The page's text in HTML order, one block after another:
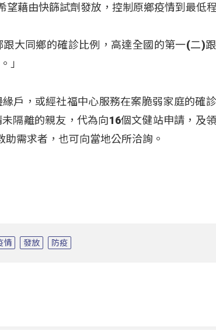
望藉由快篩試劑發放，控制原鄉疫情到最低
大同鄉的確診比例，高達全國的第一(二)
」
戶，或經社福中心服務在案脆弱家庭的確
隔離的親友，代為向16個文健站申請，及
需求者，也可向當地公所洽詢。
情 發放 防疫